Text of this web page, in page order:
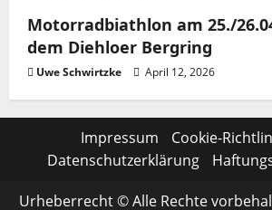
Motorradbiathlon am 25./
dem Diehloer Bergring
Uwe Schwirtzke April 12, 2026
Impressum
Cookie-
Datenschutzerklärung
Urheberrecht © Alle Rechte